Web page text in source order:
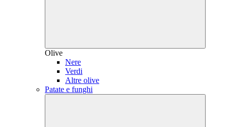
Olive
Nere
Verdi
Altre olive
Patate e funghi